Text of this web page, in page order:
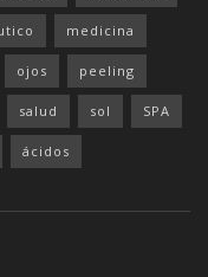
medicina
ojos peeling
salud sol SPA
ácidos